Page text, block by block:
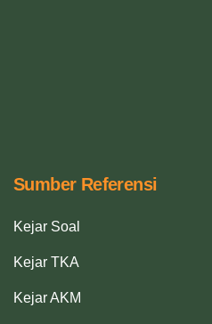
Sumber Referensi
Kejar Soal
Kejar TKA
Kejar AKM